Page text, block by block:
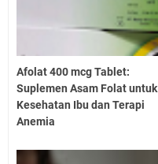
Afolat 400 mcg Tablet:
Suplemen Asam Folat untuk
Kesehatan Ibu dan Terapi
Anemia